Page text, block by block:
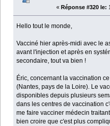
« Réponse #320 le:
Hello tout le monde,
Vacciné hier après-midi avec le
avant l'injection et après en
secondaire, tout va bien !
Éric, concernant la vaccination
(Nantes, pays de la Loire). Le
disponibles depuis plusieurs
dans les centres de vaccination
me faire vacciner médecin
bien croire que c'est plus